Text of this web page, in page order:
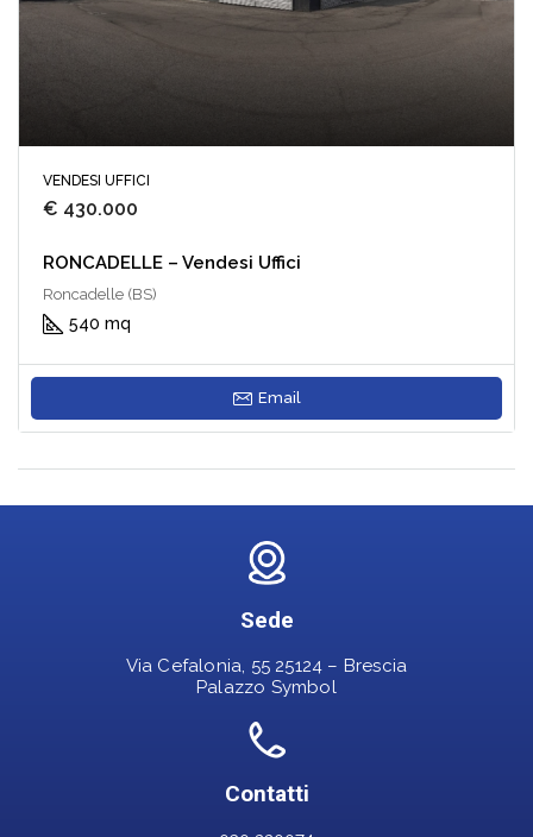
VENDESI UFFICI
€ 430.000
RONCADELLE – Vendesi Uffici
Roncadelle (BS)
540 mq
Email
Sede
Via Cefalonia, 55 25124 – Brescia
Palazzo Symbol
Contatti